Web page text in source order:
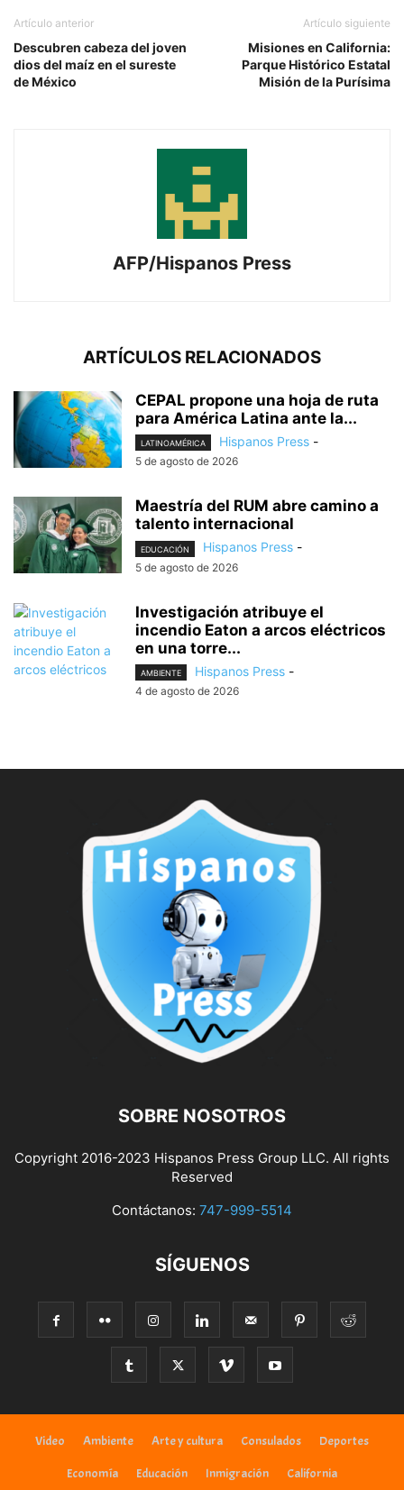
Artículo anterior
Descubren cabeza del joven
dios del maíz en el sureste
de México
Artículo siguiente
Misiones en California:
Parque Histórico Estatal
Misión de la Purísima
AFP/Hispanos Press
ARTÍCULOS RELACIONADOS
CEPAL propone una hoja de ruta
para América Latina ante la...
LATINOAMÉRICA Hispanos Press -
5 de agosto de 2026
Maestría del RUM abre camino a
talento internacional
EDUCACIÓN Hispanos Press -
5 de agosto de 2026
Investigación atribuye el
incendio Eaton a arcos eléctricos
en una torre...
AMBIENTE Hispanos Press -
4 de agosto de 2026
SOBRE NOSOTROS
Copyright 2016-2023 Hispanos Press Group LLC. All rights
Reserved
Contáctanos: 747-999-5514
SÍGUENOS
Video Ambiente Arte y cultura Consulados Deportes
Economía Educación Inmigración California